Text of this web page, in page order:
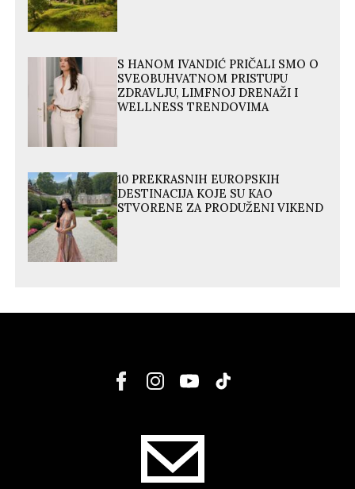
S HANOM IVANDIĆ PRIČALI SMO O
SVEOBUHVATNOM PRISTUPU
ZDRAVLJU, LIMFNOJ DRENAŽI I
WELLNESS TRENDOVIMA
10 PREKRASNIH EUROPSKIH
DESTINACIJA KOJE SU KAO
STVORENE ZA PRODUŽENI VIKEND